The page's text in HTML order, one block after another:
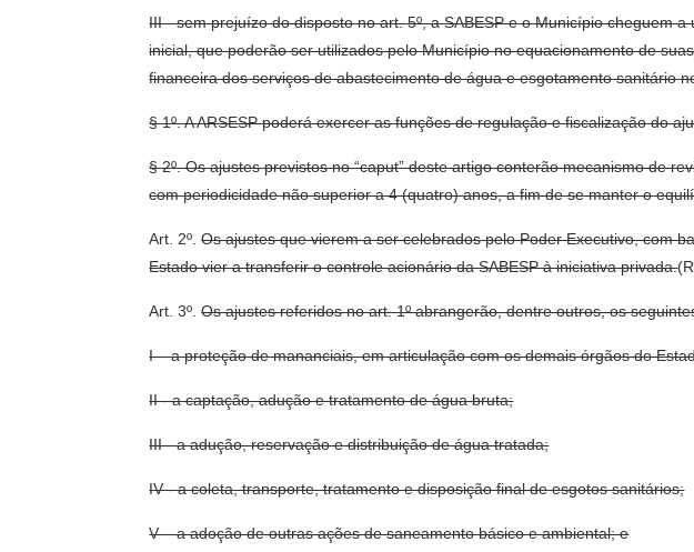
III - sem prejuízo do disposto no art. 5º, a SABESP e o Município cheguem
inicial, que poderão ser utilizados pelo Município no equacionamento de
financeira dos serviços de abastecimento de água e esgotamento sanitário
§ 1º. A ARSESP poderá exercer as funções de regulação e fiscalização do
§ 2º. Os ajustes previstos no “caput” deste artigo conterão mecanismo de
com periodicidade não superior a 4 (quatro) anos, a fim de se manter o
Art. 2º.Os ajustes que vierem a ser celebrados pelo Poder Executivo, com
Estado vier a transferir o controle acionário da SABESP à iniciativa privada.
Art. 3º.Os ajustes referidos no art. 1º abrangerão, dentre outros, os
I – a proteção de mananciais, em articulação com os demais órgãos do
II - a captação, adução e tratamento de água bruta;
III - a adução, reservação e distribuição de água tratada;
IV - a coleta, transporte, tratamento e disposição final de esgotos sanitários;
V – a adoção de outras ações de saneamento básico e ambiental; e